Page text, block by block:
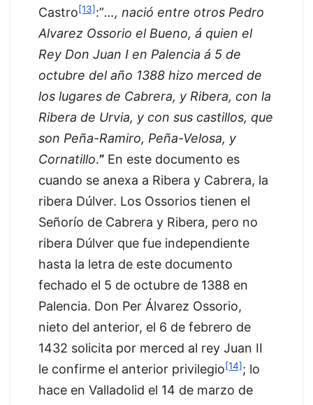
Castro[13]:”…, nació entre otros Pedro
Alvarez Ossorio el Bueno, á quien el
Rey Don Juan I en Palencia á 5 de
octubre del año 1388 hizo merced de
los lugares de Cabrera, y Ribera, con la
Ribera de Urvia, y con sus castillos, que
son Peña-Ramiro, Peña-Velosa, y
Cornatillo.” En este documento es
cuando se anexa a Ribera y Cabrera, la
ribera Dúlver. Los Ossorios tienen el
Señorío de Cabrera y Ribera, pero no
ribera Dúlver que fue independiente
hasta la letra de este documento
fechado el 5 de octubre de 1388 en
Palencia. Don Per Álvarez Ossorio,
nieto del anterior, el 6 de febrero de
1432 solicita por merced al rey Juan II
le confirme el anterior privilegio[14]; lo
hace en Valladolid el 14 de marzo de